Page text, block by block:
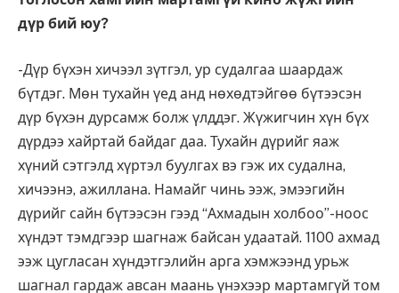
дүр бий юу?
-Дүр бүхэн хичээл зүтгэл, ур судалгаа шаардаж
бүтдэг. Мөн тухайн үед анд нөхөдтэйгөө бүтээсэн
дүр бүхэн дурсамж болж үлддэг. Жүжигчин хүн бүх
дүрдээ хайртай байдаг даа. Тухайн дүрийг яаж
хүний сэтгэлд хүртэл буулгах вэ гэж их судална,
хичээнэ, ажиллана. Намайг чинь ээж, эмээгийн
дүрийг сайн бүтээсэн гээд “Ахмадын холбоо”-ноос
хүндэт тэмдгээр шагнаж байсан удаатай. 1100 ахмад
ээж цугласан хүндэтгэлийн арга хэмжээнд урьж
шагнал гардаж авсан маань үнэхээр мартамгүй том